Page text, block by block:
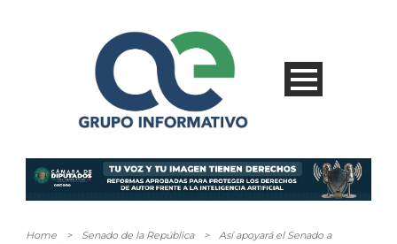
Home > Senado de la República >
Así apoyará el Senado a